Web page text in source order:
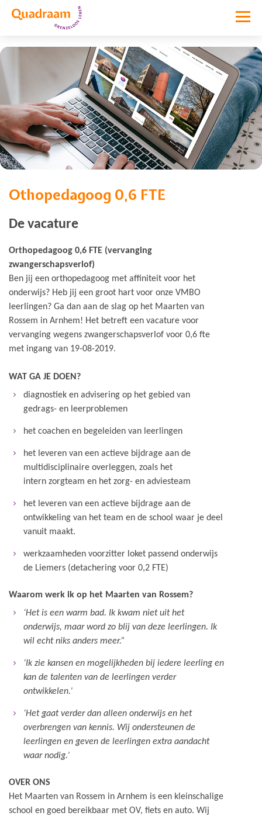
Vacature niet meer actief
Othopedagoog 0,6 FTE
De vacature
Orthopedagoog 0,6 FTE (vervanging
zwangerschapsverlof)
Ben jij een orthopedagoog met affiniteit voor het
onderwijs? Heb jij een groot hart voor onze VMBO
leerlingen? Ga dan aan de slag op het Maarten van
Rossem in Arnhem! Het betreft een vacature voor
vervanging wegens zwangerschapsverlof voor 0,6 fte
met ingang van 19-08-2019.
WAT GA JE DOEN?
diagnostiek en advisering op het gebied van
gedrags- en leerproblemen
het coachen en begeleiden van leerlingen
het leveren van een actieve bijdrage aan de
multidisciplinaire overleggen, zoals het
intern zorgteam en het zorg- en adviesteam
het leveren van een actieve bijdrage aan de
ontwikkeling van het team en de school waar je deel
vanuit maakt.
werkzaamheden voorzitter loket passend onderwijs
de Liemers (detachering voor 0,2 FTE)
Waarom werk ik op het Maarten van Rossem?
‘Het is een warm bad. Ik kwam niet uit het
onderwijs, maar word zo blij van deze leerlingen. Ik
wil echt niks anders meer.”
‘Ik zie kansen en mogelijkheden bij iedere leerling en
kan de talenten van de leerlingen verder
ontwikkelen.’
‘Het gaat verder dan alleen onderwijs en het
overbrengen van kennis. Wij ondersteunen de
leerlingen en geven de leerlingen extra aandacht
waar nodig.’
OVER ONS
Het Maarten van Rossem in Arnhem is een kleinschalige
school en goed bereikbaar met OV, fiets en auto. Wij